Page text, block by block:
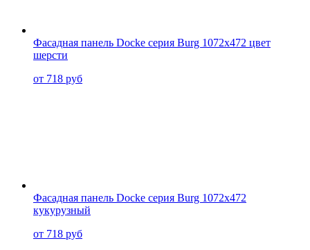
Фасадная панель Docke серия Burg 1072x472 цвет
шерсти
от 718 руб
Фасадная панель Docke серия Burg 1072x472
кукурузный
от 718 руб